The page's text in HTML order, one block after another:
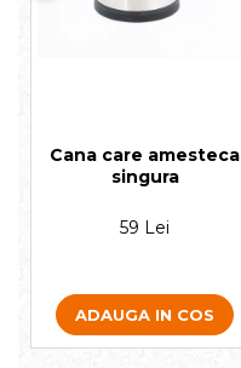
Cana care amesteca
singura
59 Lei
ADAUGA IN COS